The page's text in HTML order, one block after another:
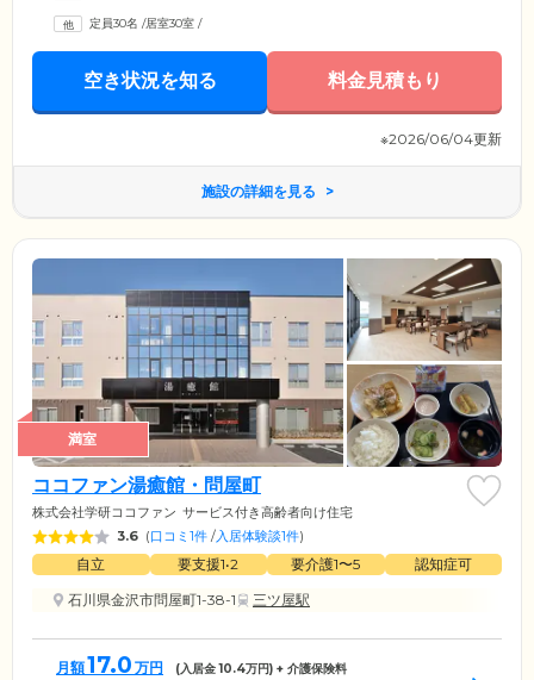
定員30名 /居室30室 /
空き状況を知る 料金見積もり
※2026/06/04更新
施設の詳細を見る
満室
ココファン湯癒館・問屋町
株式会社学研ココファン サービス付き高齢者向け住宅
3.6 (口コミ1件 /入居体験談1件)
自立 要支援1•2 要介護1〜5
認知症可
石川県金沢市問屋町1-38-1
三ツ屋駅
月額17.0 万円 (入居金10.4万円) + 介護保険料